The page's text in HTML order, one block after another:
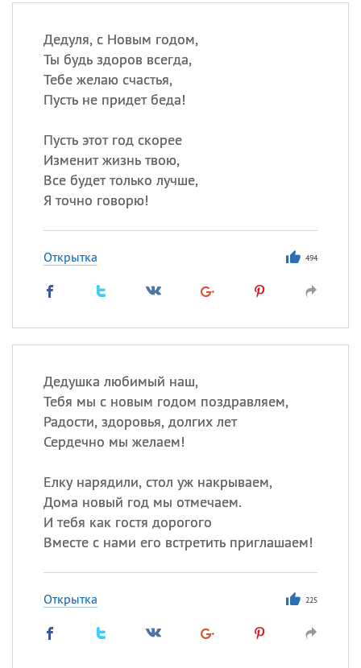
Дедуля, с Новым годом,
Ты будь здоров всегда,
Тебе желаю счастья,
Пусть не придет беда!
Пусть этот год скорее
Изменит жизнь твою,
Все будет только лучше,
Я точно говорю!
Открытка 494
Дедушка любимый наш,
Тебя мы с новым годом поздравляем,
Радости, здоровья, долгих лет
Сердечно мы желаем!
Елку нарядили, стол уж накрываем,
Дома новый год мы отмечаем.
И тебя как гостя дорогого
Вместе с нами его встретить приглашаем!
Открытка 225